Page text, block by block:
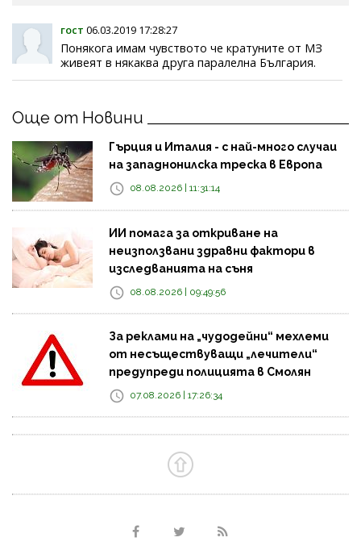
гост 06.03.2019 17:28:27
Понякога имам чувството че кратуните от МЗ
живеят в някаква друга паралелна България.
Още от Новини
Гърция и Италия - с най-много случаи
на западнонилска треска в Европа
08.08.2026 | 11:31:14
ИИ помага за откриване на
неизползвани здравни фактори в
изследванията на съня
08.08.2026 | 09:49:56
За реклами на „чудодейни“ мехлеми
от несъществуващи „лечители“
предупреди полицията в Смолян
07.08.2026 | 17:26:34